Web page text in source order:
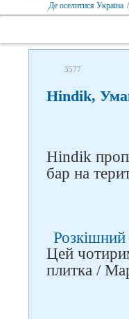
Де оселитися Україна /
3577
Hindik,
Hindik
бар на
Цей
плитка /